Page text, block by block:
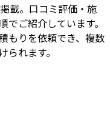
掲載。口コミ評価・施
ご紹介しています。
もりを依頼でき、複数
れます。